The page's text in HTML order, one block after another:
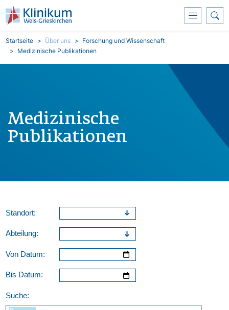
Direkt zum Inhalt
Pfadnavigation
Startseite Über uns
Forschung und Wissenschaft
Medizinische Publikationen
Medizinische
Publikationen
Standort:
Abteilung:
Von Datum:
Bis Datum:
Suche: